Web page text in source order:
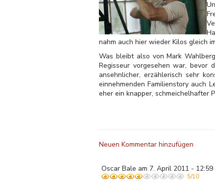
nahm auch hier wieder Kilos gleich
Was bleibt also von Mark
Regisseur vorgesehen war, bevor
ansehnlicher, erzählerisch sehr
einnehmenden Familienstory auch
eher ein knapper, schmeichelhafter
Neuen Kommentar hinzufügen
Oscar Bale am 7. April 2011 - 12:59
5/10